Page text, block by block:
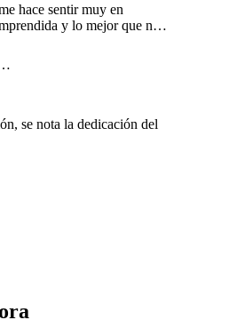
hace sentir muy en
y lo mejor que no
estás en una sesión, sino
percibir que te escucha y
atención.
se nota la dedicación del